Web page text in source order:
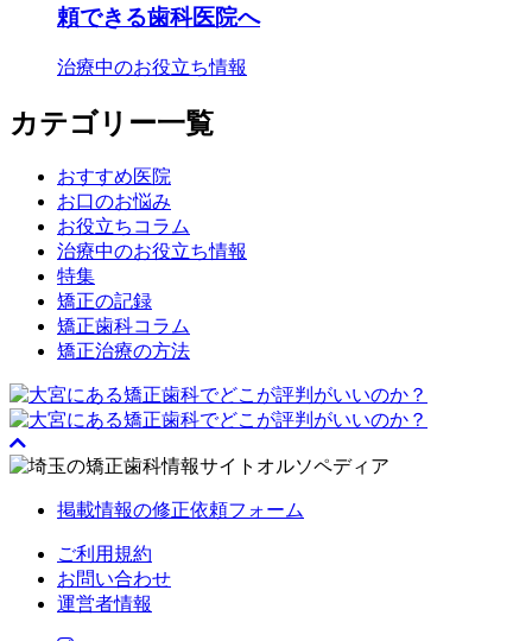
頼できる歯科医院へ
治療中のお役立ち情報
カテゴリー一覧
おすすめ医院
お口のお悩み
お役立ちコラム
治療中のお役立ち情報
特集
矯正の記録
矯正歯科コラム
矯正治療の方法
掲載情報の修正依頼フォーム
ご利用規約
お問い合わせ
運営者情報